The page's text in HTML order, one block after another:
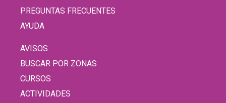
PREGUNTAS FRECUENTES
AYUDA
AVISOS
BUSCAR POR ZONAS
CURSOS
ACTIVIDADES